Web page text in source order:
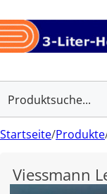
Startseite/Produkte
Viessmann